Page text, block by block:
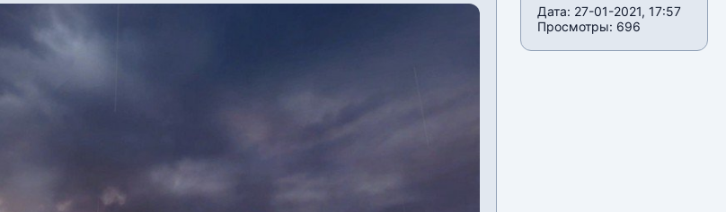
Дата: 27-01-2021, 17:57
Просмотры: 696